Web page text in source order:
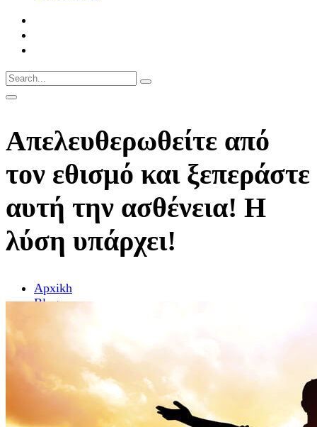
Απελευθερωθείτε από
τον εθισμό και ξεπεράστε
αυτή την ασθένεια! Η
λύση υπάρχει!
Αpxikh
Blog
αυτή την ασθένεια! Η λύση υπάρχει!